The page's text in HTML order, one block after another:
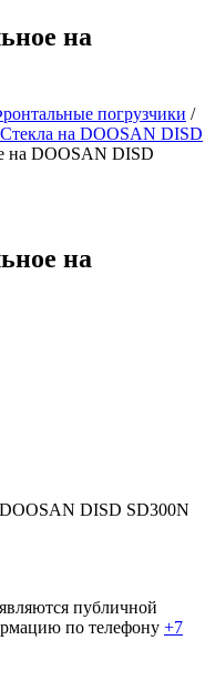
на
погрузчики /
Стекла на DOOSAN DISD
на DOOSAN DISD
на
DOOSAN DISD SD300N
публичной
по телефону +7